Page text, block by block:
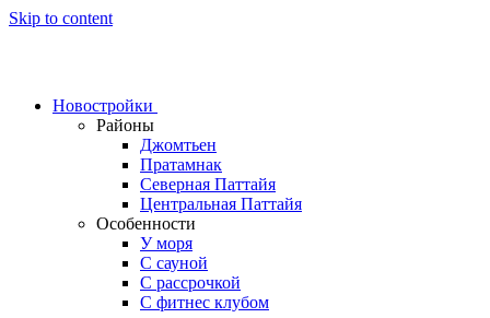
Skip to content
Новостройки
Районы
Джомтьен
Пратамнак
Северная Паттайя
Центральная Паттайя
Особенности
У моря
С сауной
С рассрочкой
С фитнес клубом